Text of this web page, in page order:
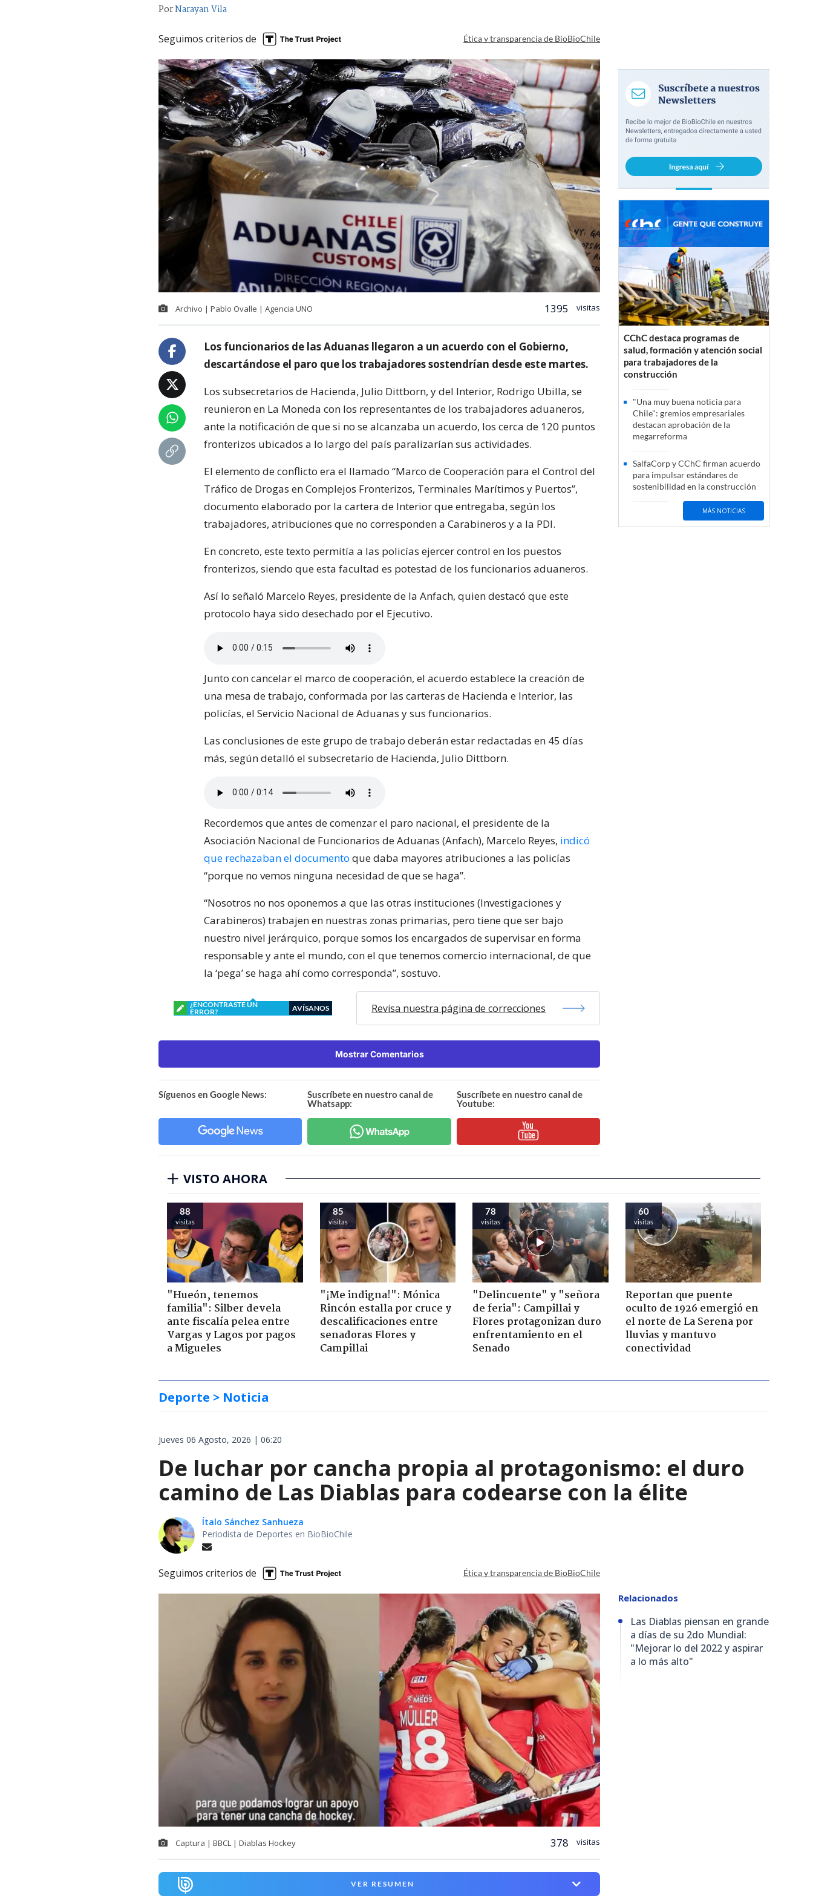
PorNarayan Vila
Seguimos criterios de Ética y transparencia de BioBioChile
Archivo | Pablo Ovalle | Agencia UNO 1395 visitas
Los funcionarios de las Aduanas llegaron a un acuerdo con el Gobierno,
descartándose el paro que los trabajadores sostendrían desde este martes.
Los subsecretarios de Hacienda, Julio Dittborn, y del Interior, Rodrigo Ubilla, se
reunieron en La Moneda con los representantes de los trabajadores aduaneros,
ante la notificación de que si no se alcanzaba un acuerdo, los cerca de 120 puntos
fronterizos ubicados a lo largo del país paralizarían sus actividades.
El elemento de conflicto era el llamado “Marco de Cooperación para el Control del
Tráfico de Drogas en Complejos Fronterizos, Terminales Marítimos y Puertos”,
documento elaborado por la cartera de Interior que entregaba, según los
trabajadores, atribuciones que no corresponden a Carabineros y a la PDI.
En concreto, este texto permitía a las policías ejercer control en los puestos
fronterizos, siendo que esta facultad es potestad de los funcionarios aduaneros.
Así lo señaló Marcelo Reyes, presidente de la Anfach, quien destacó que este
protocolo haya sido desechado por el Ejecutivo.
Junto con cancelar el marco de cooperación, el acuerdo establece la creación de
una mesa de trabajo, conformada por las carteras de Hacienda e Interior, las
policías, el Servicio Nacional de Aduanas y sus funcionarios.
Las conclusiones de este grupo de trabajo deberán estar redactadas en 45 días
más, según detalló el subsecretario de Hacienda, Julio Dittborn.
Recordemos que antes de comenzar el paro nacional, el presidente de la
Asociación Nacional de Funcionarios de Aduanas (Anfach), Marcelo Reyes, indicó
que rechazaban el documento que daba mayores atribuciones a las policías
“porque no vemos ninguna necesidad de que se haga”.
“Nosotros no nos oponemos a que las otras instituciones (Investigaciones y
Carabineros) trabajen en nuestras zonas primarias, pero tiene que ser bajo
nuestro nivel jerárquico, porque somos los encargados de supervisar en forma
responsable y ante el mundo, con el que tenemos comercio internacional, de que
la ‘pega’ se haga ahí como corresponda”, sostuvo.
¿ENCONTRASTE UN
ERROR?
AVÍSANOS Revisa nuestra página de correcciones
Mostrar Comentarios
Síguenos en Google News:
Suscríbete en nuestro canal de
Whatsapp:
Suscríbete en nuestro canal de
Youtube:
CChC destaca programas de
salud, formación y atención social
para trabajadores de la
construcción
"Una muy buena noticia para
Chile": gremios empresariales
destacan aprobación de la
megarreforma
SalfaCorp y CChC firman acuerdo
para impulsar estándares de
sostenibilidad en la construcción
MÁS NOTICIAS
VISTO AHORA
88
visitas
"Hueón, tenemos
familia": Silber devela
ante fiscalía pelea entre
Vargas y Lagos por pagos
a Migueles
85
visitas
"¡Me indigna!": Mónica
Rincón estalla por cruce y
descalificaciones entre
senadoras Flores y
Campillai
78
visitas
"Delincuente" y "señora
de feria": Campillai y
Flores protagonizan duro
enfrentamiento en el
Senado
60
visitas
Reportan que puente
oculto de 1926 emergió en
el norte de La Serena por
lluvias y mantuvo
conectividad
Deporte > Noticia
Jueves 06 Agosto, 2026 | 06:20
De luchar por cancha propia al protagonismo: el duro
camino de Las Diablas para codearse con la élite
Ítalo Sánchez Sanhueza
Periodista de Deportes en BioBioChile
Seguimos criterios de Ética y transparencia de BioBioChile
Captura | BBCL | Diablas Hockey 378 visitas
VER RESUMEN
Relacionados
Las Diablas piensan en grande
a días de su 2do Mundial:
"Mejorar lo del 2022 y aspirar
a lo más alto"